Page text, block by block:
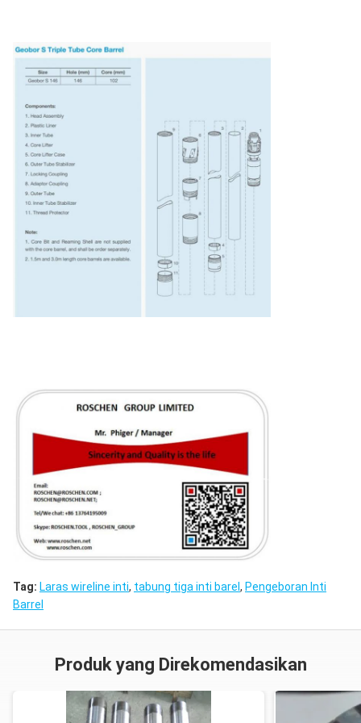
Tag: Laras wireline inti, tabung tiga inti barel , Pengeboran Inti
Barrel
Produk yang Direkomendasikan